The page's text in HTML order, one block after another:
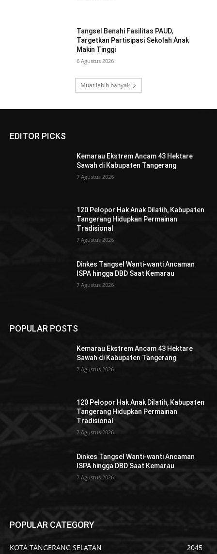
Tangsel Benahi Fasilitas PAUD,
Targetkan Partisipasi Sekolah Anak
Makin Tinggi
6 Agustus 2026
Muat lebih banyak
EDITOR PICKS
Kemarau Ekstrem Ancam 43 Hektare
Sawah di Kabupaten Tangerang
7 Agustus 2026
120 Pelopor Hak Anak Dilatih, Kabupaten
Tangerang Hidupkan Permainan
Tradisional
7 Agustus 2026
Dinkes Tangsel Wanti-wanti Ancaman
ISPA hingga DBD Saat Kemarau
7 Agustus 2026
POPULAR POSTS
Kemarau Ekstrem Ancam 43 Hektare
Sawah di Kabupaten Tangerang
7 Agustus 2026
120 Pelopor Hak Anak Dilatih, Kabupaten
Tangerang Hidupkan Permainan
Tradisional
7 Agustus 2026
Dinkes Tangsel Wanti-wanti Ancaman
ISPA hingga DBD Saat Kemarau
7 Agustus 2026
POPULAR CATEGORY
KOTA TANGERANG SELATAN
2045